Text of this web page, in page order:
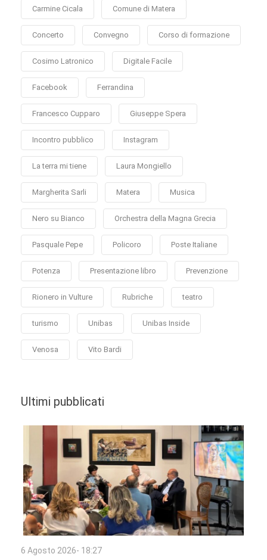
Carmine Cicala Comune di Matera
Concerto Convegno Corso di formazione
Cosimo Latronico Digitale Facile
Facebook Ferrandina
Francesco Cupparo Giuseppe Spera
Incontro pubblico Instagram
La terra mi tiene Laura Mongiello
Margherita Sarli Matera Musica
Nero su Bianco Orchestra della Magna Grecia
Pasquale Pepe Policoro Poste Italiane
Potenza Presentazione libro Prevenzione
Rionero in Vulture Rubriche teatro
turismo Unibas Unibas Inside
Venosa Vito Bardi
Ultimi pubblicati
6 Agosto 2026- 18:27